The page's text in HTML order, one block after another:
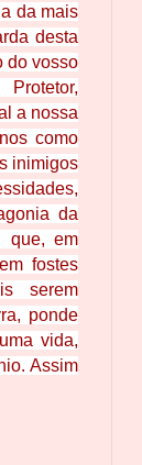
da mais
desta
do vosso
a nossa
como
inimigos
da
que, em
fostes
serem
ponde
vida,
Assim